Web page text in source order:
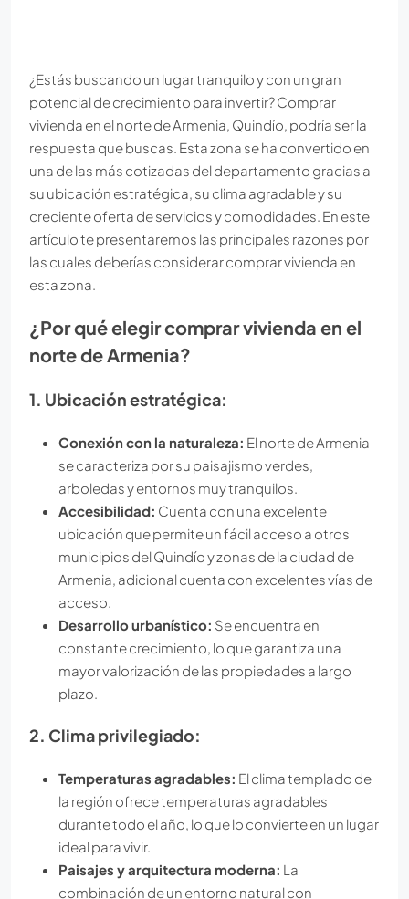
¿Estás buscando un lugar tranquilo y con un gran
potencial de crecimiento para invertir? Comprar
vivienda en el norte de Armenia, Quindío, podría ser la
respuesta que buscas. Esta zona se ha convertido en
una de las más cotizadas del departamento gracias a
su ubicación estratégica, su clima agradable y su
creciente oferta de servicios y comodidades. En este
artículo te presentaremos las principales razones por
las cuales deberías considerar comprar vivienda en
esta zona.
¿Por qué elegir comprar vivienda en el
norte de Armenia?
1. Ubicación estratégica:
Conexión con la naturaleza: El norte de Armenia
se caracteriza por su paisajismo verdes,
arboledas y entornos muy tranquilos.
Accesibilidad: Cuenta con una excelente
ubicación que permite un fácil acceso a otros
municipios del Quindío y zonas de la ciudad de
Armenia, adicional cuenta con excelentes vías de
acceso.
Desarrollo urbanístico: Se encuentra en
constante crecimiento, lo que garantiza una
mayor valorización de las propiedades a largo
plazo.
2. Clima privilegiado:
Temperaturas agradables: El clima templado de
la región ofrece temperaturas agradables
durante todo el año, lo que lo convierte en un lugar
ideal para vivir.
Paisajes y arquitectura moderna: La
combinación de un entorno natural con